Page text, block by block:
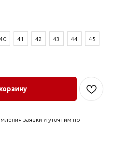
40 41 42 43 44 45
заявки и уточним по